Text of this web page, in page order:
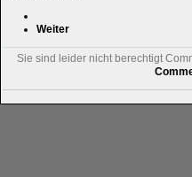
Weiter
Sie sind leider nicht berechtigt